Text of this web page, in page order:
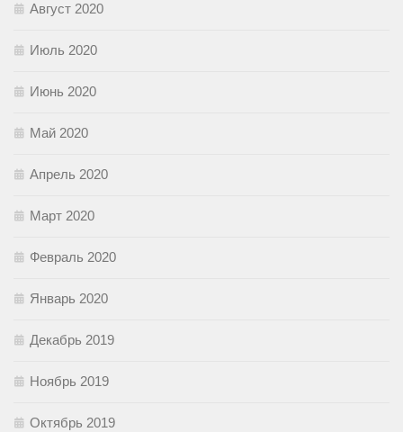
Август 2020
Июль 2020
Июнь 2020
Май 2020
Апрель 2020
Март 2020
Февраль 2020
Январь 2020
Декабрь 2019
Ноябрь 2019
Октябрь 2019